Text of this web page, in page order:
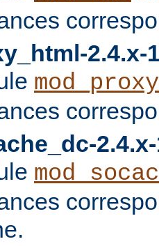
2.4.x-